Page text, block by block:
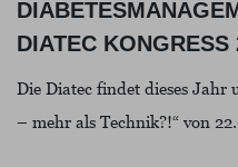
DIATEC KONGRESS
Die Diatec findet dieses
– mehr als Technik?!“ von